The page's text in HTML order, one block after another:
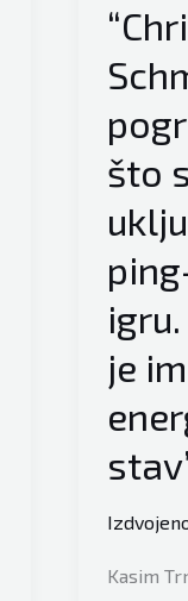
što
je
Kasim